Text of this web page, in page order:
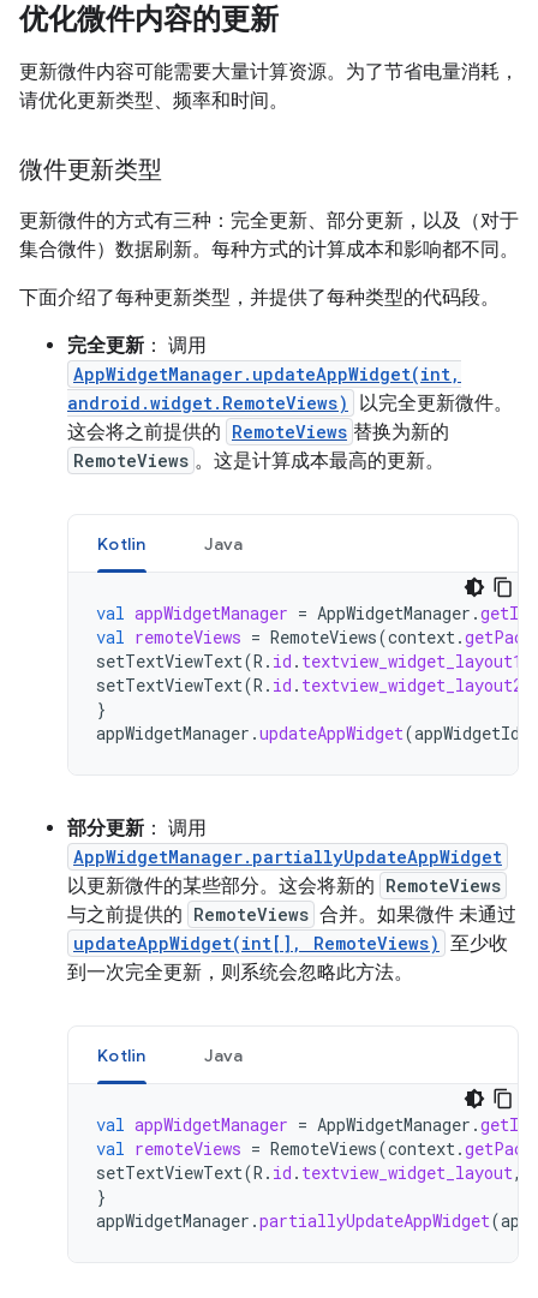
优化微件内容的更新
更新微件内容可能需要大量计算资源。为了节省电量消耗，
请优化更新类型、频率和时间。
微件更新类型
更新微件的方式有三种：完全更新、部分更新，以及（对于
集合微件）数据刷新。每种方式的计算成本和影响都不同。
下面介绍了每种更新类型，并提供了每种类型的代码段。
完全更新 ： 调用
AppWidgetManager.updateAppWidget(int,
android.widget.RemoteViews)
以完全更新微件。
这会将之前提供的 RemoteViews 替换为新的
RemoteViews 。这是计算成本最高的更新。
Kotlin Java
val appWidgetManager = AppWidgetManager .
val remoteViews = RemoteViews(context.
setTextViewText(R . id . textview_widget_layout1
setTextViewText(R . id . textview_widget_layout2
}
appWidgetManager .updateAppWidget(appWidgetId
部分更新 ： 调用
AppWidgetManager.partiallyUpdateAppWidget
以更新微件的某些部分。这会将新的 RemoteViews
与之前提供的 RemoteViews 合并。如果微件 未通过
updateAppWidget(int[], RemoteViews) 至少收
到一次完全更新，则系统会忽略此方法。
Kotlin Java
val appWidgetManager = AppWidgetManager .
val remoteViews = RemoteViews(context.
setTextViewText(R . id . textview_widget_layout,
}
appWidgetManager .partiallyUpdateAppWidget(